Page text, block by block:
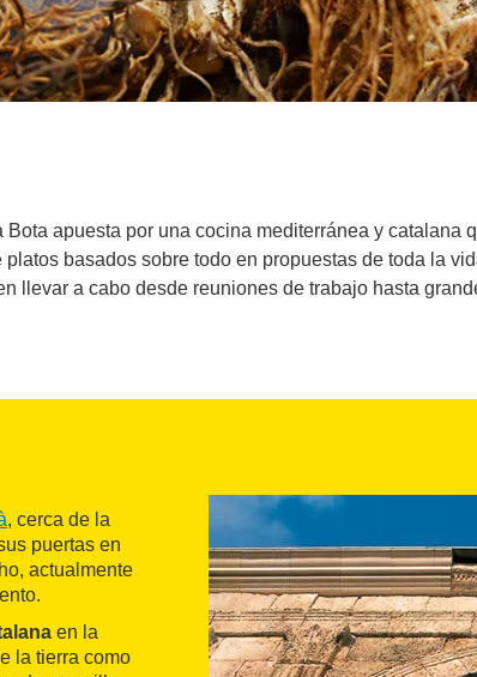
apuesta por una cocina mediterránea y catalana
basados sobre todo en propuestas de toda la
llevar a cabo desde reuniones de trabajo hasta
, cerca de la
puertas en
actualmente
en la
la tierra como